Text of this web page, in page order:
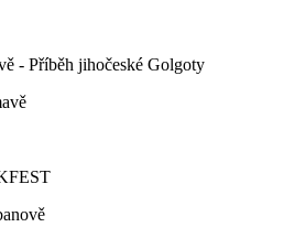
- Příběh jihočeské Golgoty